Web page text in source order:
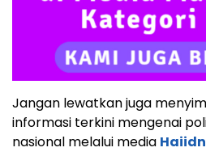
Jangan lewatkan juga
informasi terkini mengenai
nasional melalui media